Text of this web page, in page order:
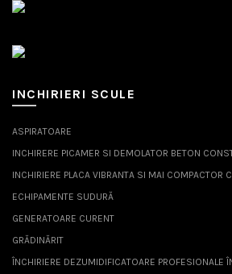
INCHIRIERI SCULE
ASPIRATOARE
INCHIRERE PICAMER SI DEMOLATOR BETON
INCHIRIERE PLACA VIBRANTA SI MAI COMPACTOR
ECHIPAMENTE SUDURĂ
GENERATOARE CURENT
GRĂDINĂRIT
ÎNCHIRIERE DEZUMIDIFICATOARE PROFESIONALE